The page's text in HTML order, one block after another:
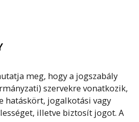
meg, hogy a jogszabály
szervekre vonatkozik,
hatáskört, jogalkotási vagy
illetve biztosít jogot. A